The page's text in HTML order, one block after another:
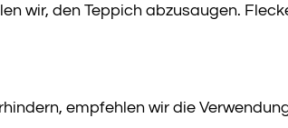
wir, den Teppich abzusaugen.
empfehlen wir die